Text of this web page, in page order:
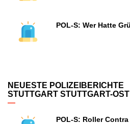
POL-S: Wer Hatte
NEUESTE POLIZEIBERICHTE
STUTTGART STUTTGART-OST
POL-S: Roller